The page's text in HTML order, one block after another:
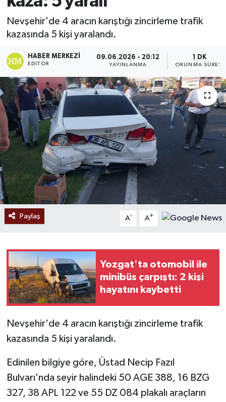
Nevşehir'de 4 aracın karıştığı zincirleme trafik
kazasında 5 kişi yaralandı.
HABER MERKEZI
EDITÖR
09.06.2026 - 20:12
YAYINLANMA
1 DK
OKUNMA SÜRESI
Paylaş A- A+
Yozgat'ta otomobil ile
minibüs çarpıştı: 2 kişi
hayatını kaybetti
Nevşehir'de 4 aracın karıştığı zincirleme trafik
kazasında 5 kişi yaralandı.
Edinilen bilgiye göre, Üstad Necip Fazıl
Bulvarı'nda seyir halindeki 50 AGE 388, 16 BZG
327, 38 APL 122 ve 55 DZ 084 plakalı araçların
Ekonomi